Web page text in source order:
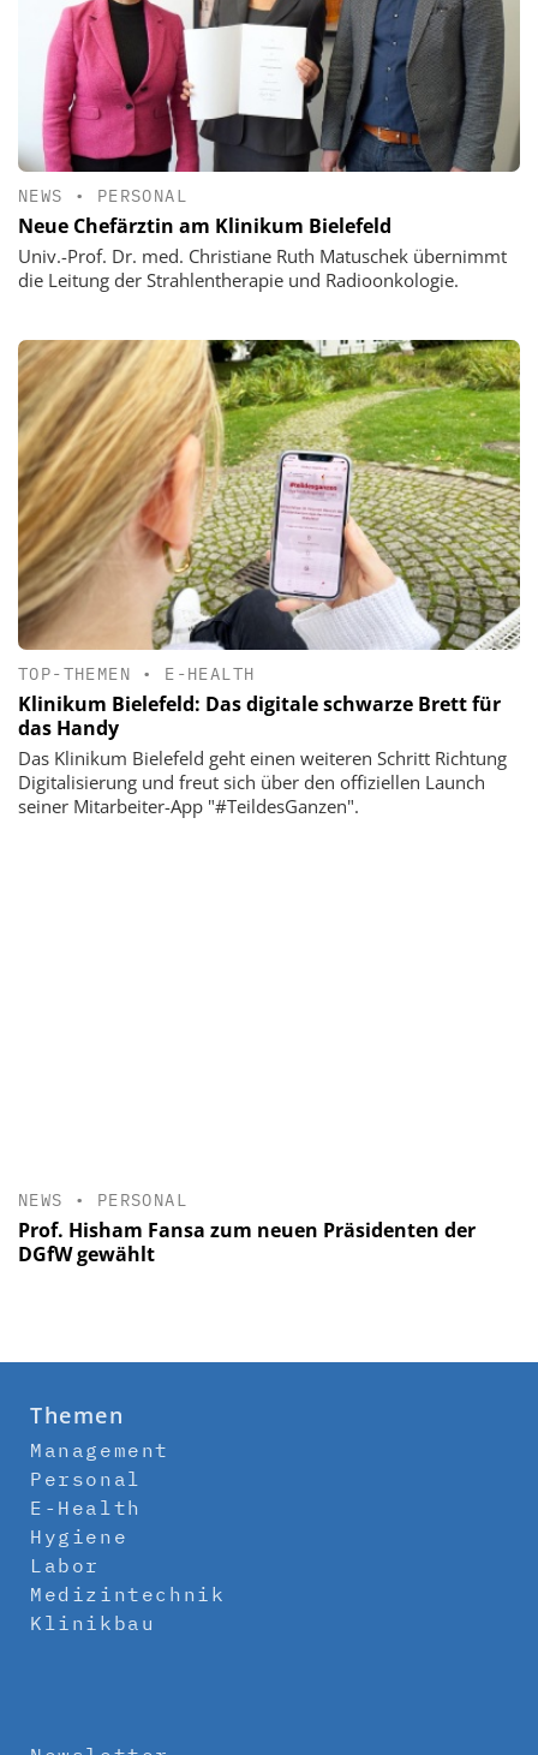
NEWS • PERSONAL
Neue Chefärztin am Klinikum Bielefeld
Univ.-Prof. Dr. med. Christiane Ruth Matuschek übernimmt
die Leitung der Strahlentherapie und Radioonkologie.
TOP-THEMEN • E-HEALTH
Klinikum Bielefeld: Das digitale schwarze Brett für
das Handy
Das Klinikum Bielefeld geht einen weiteren Schritt Richtung
Digitalisierung und freut sich über den offiziellen Launch
seiner Mitarbeiter-App "#TeildesGanzen".
NEWS • PERSONAL
Prof. Hisham Fansa zum neuen Präsidenten der
DGfW gewählt
Themen
Management
Personal
E-Health
Hygiene
Labor
Medizintechnik
Klinikbau